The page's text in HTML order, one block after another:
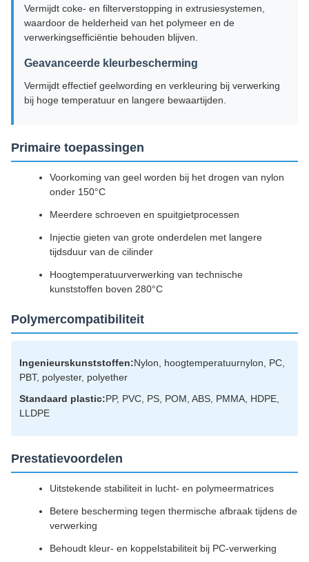
Vermijdt coke- en filterverstopping in extrusiesystemen,
waardoor de helderheid van het polymeer en de
verwerkingsefficiëntie behouden blijven.
Geavanceerde kleurbescherming
Vermijdt effectief geelwording en verkleuring bij verwerking
bij hoge temperatuur en langere bewaartijden.
Primaire toepassingen
Voorkoming van geel worden bij het drogen van nylon
onder 150°C
Meerdere schroeven en spuitgietprocessen
Injectie gieten van grote onderdelen met langere
tijdsduur van de cilinder
Hoogtemperatuurverwerking van technische
kunststoffen boven 280°C
Polymercompatibiliteit
Ingenieurskunststoffen:Nylon, hoogtemperatuurnylon, PC,
PBT, polyester, polyether
Standaard plastic:PP, PVC, PS, POM, ABS, PMMA, HDPE,
LLDPE
Prestatievoordelen
Uitstekende stabiliteit in lucht- en polymeermatrices
Betere bescherming tegen thermische afbraak tijdens de
verwerking
Behoudt kleur- en koppelstabiliteit bij PC-verwerking